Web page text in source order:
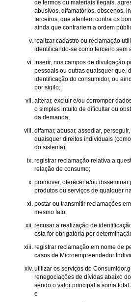
de termos ou materiais ilegais,
abusivos, difamatórios, obscenos,
terceiros, que atentem contra os
ainda que contrariem a ordem
realizar cadastro ou reclamação
identificando-se como terceiro sem
inserir, nos campos de divulgação
pessoais ou outras quaisquer que,
identificação do consumidor, ou
por sigilo;
alterar, excluir e/ou corromper
o simples intuito de dificultar ou
da demanda;
difamar, abusar, assediar,
quaisquer direitos individuais
do sistema);
registrar reclamação relativa a
relação de consumo;
promover, oferecer e/ou disseminar
produtos ou serviços de qualquer
postar ou transmitir reclamações
mesmo fato;
recusar a realização de
esta for obrigatória por
registrar reclamação em nome de
casos de Microempreendedor
utilizar os serviços do
renegociações de dívidas abaixo
sendo o valor principal a soma
e